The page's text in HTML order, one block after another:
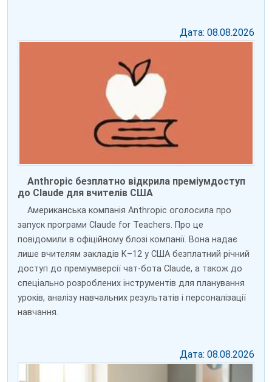
Дата: 08.08.2026
Anthropic безплатно відкрила преміумдоступ
до Claude для вчителів США
Американська компанія Anthropic оголосила про
запуск програми Claude for Teachers. Про це
повідомили в офіційному блозі компанії. Вона надає
лише вчителям закладів K–12 у США безплатний річний
доступ до преміумверсії чат-бота Claude, а також до
спеціально розроблених інструментів для планування
уроків, аналізу навчальних результатів і персоналізації
навчання.
Дата: 08.08.2026